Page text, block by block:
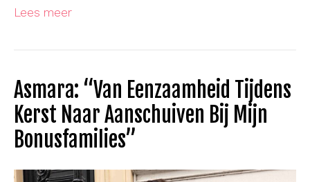
Lees meer
Asmara: “Van Eenzaamheid Tijdens
Kerst Naar Aanschuiven Bij Mijn
Bonusfamilies”